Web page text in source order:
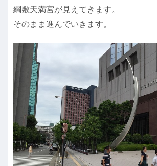
綱敷天満宮が見えてきます。
そのまま進んでいきます。